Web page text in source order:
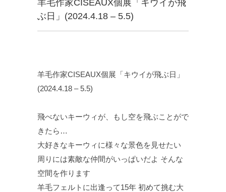
羊毛作家CISEAUX個展「キウイが飛
ぶ日」(2024.4.18 – 5.5)
羊毛作家CISEAUX個展「キウイが飛ぶ日」
(2024.4.18 – 5.5)
飛べないキーウィが、もし空を飛ぶことがで
きたら…
大好きなキーウィに様々な景色を見せたい
周りには素敵な仲間がいっぱいだよ そんな
空間を作ります
羊毛フェルトに出逢って15年 初めて挑む大